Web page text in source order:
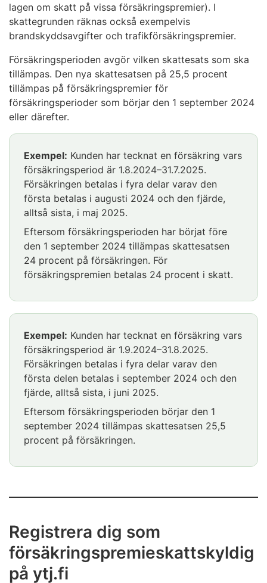
lagen om skatt på vissa försäkringspremier). I
skattegrunden räknas också exempelvis
brandskyddsavgifter och trafikförsäkringspremier.
Försäkringsperioden avgör vilken skattesats som ska
tillämpas. Den nya skattesatsen på 25,5 procent
tillämpas på försäkringspremier för
försäkringsperioder som börjar den 1 september 2024
eller därefter.
Exempel: Kunden har tecknat en försäkring vars
försäkringsperiod är 1.8.2024–31.7.2025.
Försäkringen betalas i fyra delar varav den
första betalas i augusti 2024 och den fjärde,
alltså sista, i maj 2025.
Eftersom försäkringsperioden har börjat före
den 1 september 2024 tillämpas skattesatsen
24 procent på försäkringen. För
försäkringspremien betalas 24 procent i skatt.
Exempel: Kunden har tecknat en försäkring vars
försäkringsperiod är 1.9.2024–31.8.2025.
Försäkringen betalas i fyra delar varav den
första delen betalas i september 2024 och den
fjärde, alltså sista, i juni 2025.
Eftersom försäkringsperioden börjar den 1
september 2024 tillämpas skattesatsen 25,5
procent på försäkringen.
Registrera dig som
försäkringspremieskattskyldig
på ytj.fi